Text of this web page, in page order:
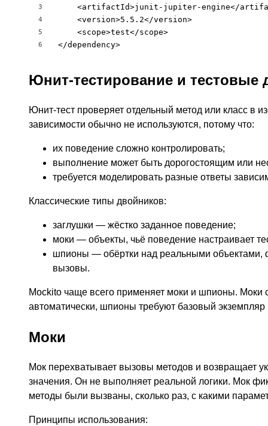
3
4
5
6
<artifactId>junit-jupiter-engine</
    <version>5.5.2</version>
    <scope>test</scope>
</dependency>
Юнит-тестирование и тестовые
Юнит-тест проверяет отдельный метод или класс в
зависимости обычно не используются, потому что:
их поведение сложно контролировать;
выполнение может быть дорогостоящим или
требуется моделировать разные ответы
Классические типы двойников:
заглушки — жёстко заданное поведение;
моки — объекты, чьё поведение настраивает
шпионы — обёртки над реальными объектами,
вызовы.
Mockito чаще всего применяет моки и шпионы. Моки
автоматически, шпионы требуют базовый экземпляр
Моки
Мок перехватывает вызовы методов и возвращает
значения. Он не выполняет реальной логики. Мок
методы были вызваны, сколько раз, с какими
Принципы использования: